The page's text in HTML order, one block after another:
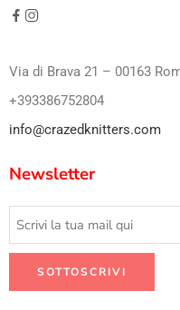
Via di Brava 21 – 00163
+393386752804
info@crazedknitters.com
Newsletter